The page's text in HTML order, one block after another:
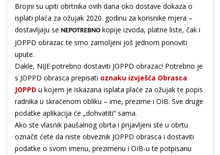
Brojni su upiti obrtnika ovih dana oko dostave dokaza o
isplati plaća za ožujak 2020. godinu za korisnike mjera –
dostavljaju se NEPOTREBNO kopije izvoda, platne liste, čak i
JOPPD obrazac te smo zamoljeni još jednom ponoviti
upute.
Dakle, NIJE potrebno dostaviti JOPPD obrazac! Potrebno je
s JOPPD obrasca prepisati oznaku izvješća Obrasca
JOPPD u kojem je iskazana isplata plaće za ožujak te popis
radnika u skraćenom obliku – ime, prezime i OIB. Sve druge
podatke aplikacija će „dohvatiti“ sama.
Ako ste vlasnik paušalnog obrta i prijavljeni ste u obrtu
označit ćete da niste obveznik JOPPD obrasca i dostaviti
podatke o svom imenu, prezimenu i OIB-u te potpisanu